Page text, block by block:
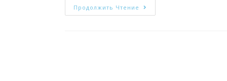
Продолжить Чтение